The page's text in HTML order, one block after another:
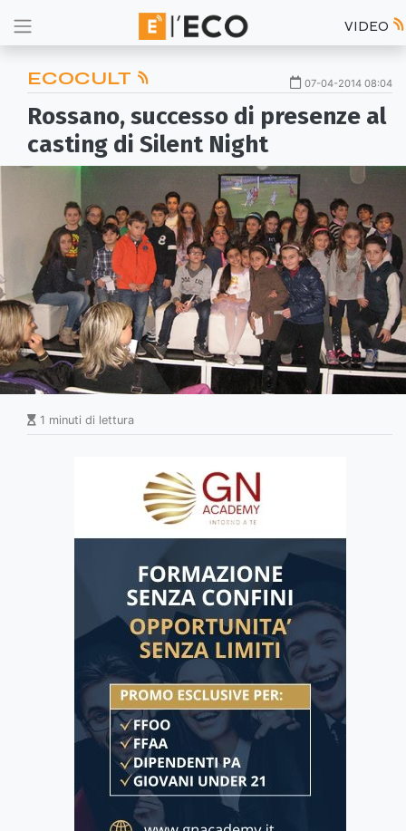
VIDEO
ECOCULT 07-04-2014 08:04
Rossano, successo di presenze al
casting di Silent Night
1 minuti di lettura